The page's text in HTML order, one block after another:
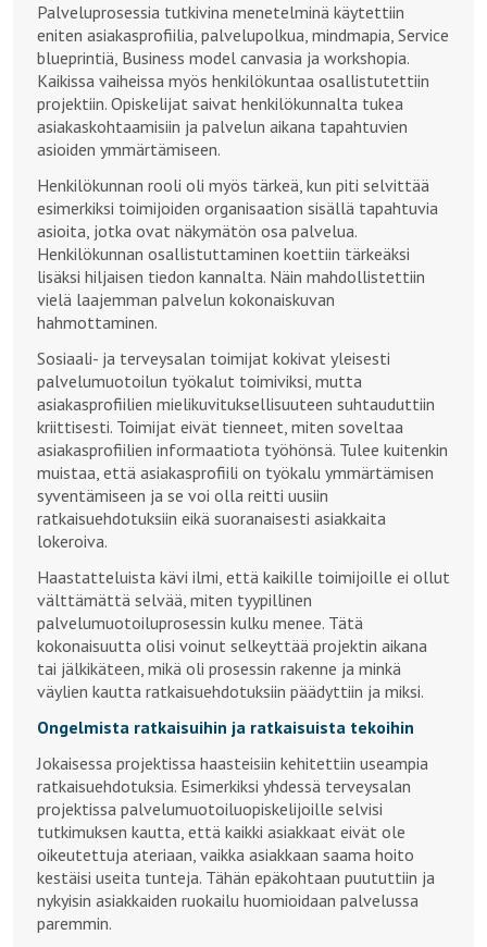
Palveluprosessia tutkivina menetelminä käytettiin
eniten asiakasprofiilia, palvelupolkua, mindmapia, Service
blueprintiä, Business model canvasia ja workshopia.
Kaikissa vaiheissa myös henkilökuntaa osallistutettiin
projektiin. Opiskelijat saivat henkilökunnalta tukea
asiakaskohtaamisiin ja palvelun aikana tapahtuvien
asioiden ymmärtämiseen.
Henkilökunnan rooli oli myös tärkeä, kun piti selvittää
esimerkiksi toimijoiden organisaation sisällä tapahtuvia
asioita, jotka ovat näkymätön osa palvelua.
Henkilökunnan osallistuttaminen koettiin tärkeäksi
lisäksi hiljaisen tiedon kannalta. Näin mahdollistettiin
vielä laajemman palvelun kokonaiskuvan
hahmottaminen.
Sosiaali- ja terveysalan toimijat kokivat yleisesti
palvelumuotoilun työkalut toimiviksi, mutta
asiakasprofiilien mielikuvituksellisuuteen suhtauduttiin
kriittisesti. Toimijat eivät tienneet, miten soveltaa
asiakasprofiilien informaatiota työhönsä. Tulee kuitenkin
muistaa, että asiakasprofiili on työkalu ymmärtämisen
syventämiseen ja se voi olla reitti uusiin
ratkaisuehdotuksiin eikä suoranaisesti asiakkaita
lokeroiva.
Haastatteluista kävi ilmi, että kaikille toimijoille ei ollut
välttämättä selvää, miten tyypillinen
palvelumuotoiluprosessin kulku menee. Tätä
kokonaisuutta olisi voinut selkeyttää projektin aikana
tai jälkikäteen, mikä oli prosessin rakenne ja minkä
väylien kautta ratkaisuehdotuksiin päädyttiin ja miksi.
Ongelmista ratkaisuihin ja ratkaisuista tekoihin
Jokaisessa projektissa haasteisiin kehitettiin useampia
ratkaisuehdotuksia. Esimerkiksi yhdessä terveysalan
projektissa palvelumuotoiluopiskelijoille selvisi
tutkimuksen kautta, että kaikki asiakkaat eivät ole
oikeutettuja ateriaan, vaikka asiakkaan saama hoito
kestäisi useita tunteja. Tähän epäkohtaan puututtiin ja
nykyisin asiakkaiden ruokailu huomioidaan palvelussa
paremmin.